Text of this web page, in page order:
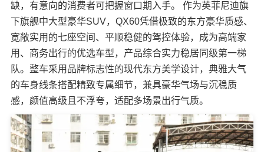
缺，有意向的消费者可把握窗口期入手。 作为英菲尼迪旗
下旗舰中大型豪华SUV，QX60凭借极致的东方豪华质感、
宽敞实用的七座空间、平顺稳健的驾控体验，成为高端家
用、商务出行的优选车型，产品综合实力稳居同级第一梯
队。整车采用品牌标志性的现代东方美学设计，典雅大气
的车身线条搭配精致专属细节，兼具豪华气场与沉稳质
感，颜值高级且不浮夸，适配多场景出行气质。